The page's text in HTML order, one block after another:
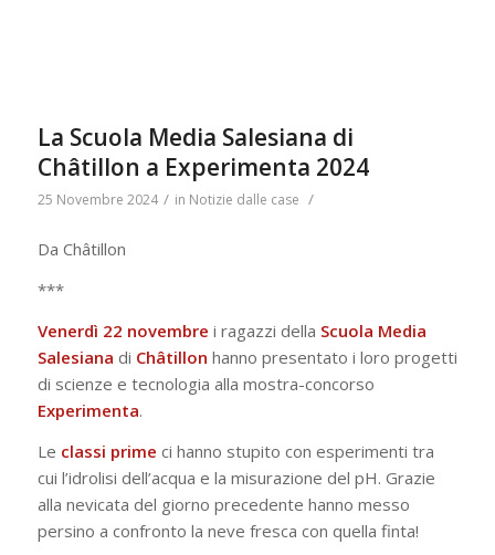
La Scuola Media Salesiana di
Châtillon a Experimenta 2024
25 Novembre 2024 / in Notizie dalle case /
Da Châtillon
***
Venerdì 22 novembre i ragazzi della Scuola Media
Salesiana di Châtillon hanno presentato i loro progetti
di scienze e tecnologia alla mostra-concorso
Experimenta.
Le classi prime ci hanno stupito con esperimenti tra
cui l’idrolisi dell’acqua e la misurazione del pH. Grazie
alla nevicata del giorno precedente hanno messo
persino a confronto la neve fresca con quella finta!